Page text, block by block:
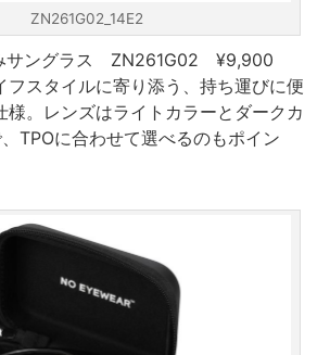
ZN261G02_14E2
ングラス ZN261G02 ¥9,900
フスタイルに寄り添う、持ち運びに便
様。レンズはライトカラーとダークカ
TPOに合わせて選べるのもポイン